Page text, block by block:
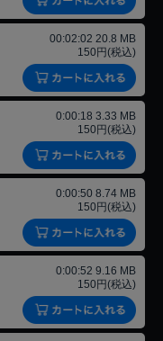
00:02:02 20.8 MB
150円(税込)
0:00:18 3.33 MB
150円(税込)
0:00:50 8.74 MB
150円(税込)
0:00:52 9.16 MB
150円(税込)